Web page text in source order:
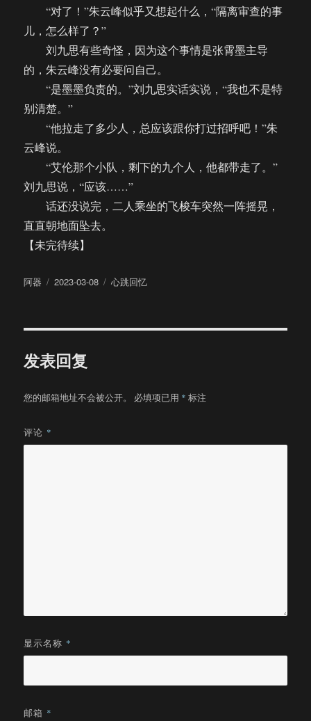
“对了！”朱云峰似乎又想起什么，“隔离审查的事
儿，怎么样了？”
刘九思有些奇怪，因为这个事情是张霄墨主导
的，朱云峰没有必要问自己。
“是墨墨负责的。”刘九思实话实说，“我也不是特
别清楚。”
“他拉走了多少人，总应该跟你打过招呼吧！”朱
云峰说。
“艾伦那个小队，剩下的九个人，他都带走了。”
刘九思说，“应该……”
话还没说完，二人乘坐的飞梭车突然一阵摇晃，
直直朝地面坠去。
【未完待续】
作
阿器
发
2023-03-08
分
心跳回忆
发表回复
您的邮箱地址不会被公开。 必填项已用 * 标注
评论 *
显示名称 *
邮箱 *